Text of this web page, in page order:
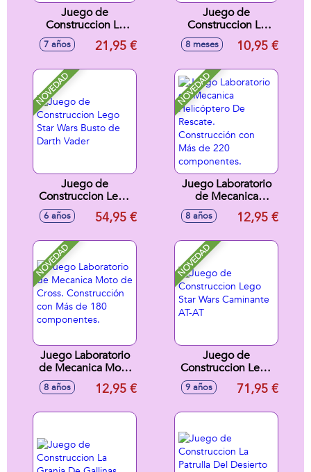
Juego de
Construccion La
Casa Cerdo Bebé
238 piezas Lego
7 años 21,95 €
Juego de
Construccion La
Batalla De Lava Del
Inframundo Lego
8 meses 10,95 €
NOVEDAD
Juego de
Construccion Lego
Star Wars Busto de
Darth Vader
6 años 54,95 €
NOVEDAD
Juego Laboratorio
de Mecanica
Helicóptero De
Rescate.
Más de 220
componentes.
8 años 12,95 €
NOVEDAD
Juego Laboratorio
de Mecanica Moto
de Cross.
Construcción con
8 años 12,95 €
NOVEDAD
Juego de
Construccion Lego
Star Wars
Caminante AT-AT
9 años 71,95 €